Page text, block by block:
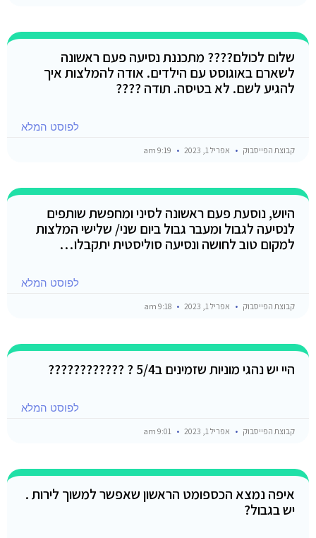
שלום לכולם???? מתכננת נסיעה פעם ראשונה
לשארם באוגוסט עם הילדים. אודה להמלצות איך
להגיע לשם. לא בטיסה. תודה ????
לפוסט המלא
קבוצת הפייסבוק אפריל 1, 2023
היוש, נוסעת פעם ראשונה לסיני ומחפשת שותפים
לנסיעה לגבול ומעבר גבול ביום שני/ שלישי המלצות
למקום טוב לחושה ונסיעה סוליסטית יתקבלו…
לפוסט המלא
קבוצת הפייסבוק אפריל 1, 2023
היי יש נהגי מוניות שזמינים ב5/4 ? ????????????
לפוסט המלא
קבוצת הפייסבוק אפריל 1, 2023
איפה נמצא הכספומט הראשון שאפשר למשוך לירות .
יש בגבול?